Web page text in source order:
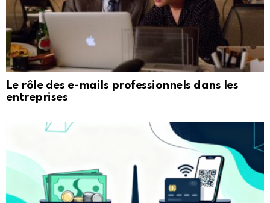
Le rôle des e-mails professionnels dans les
entreprises